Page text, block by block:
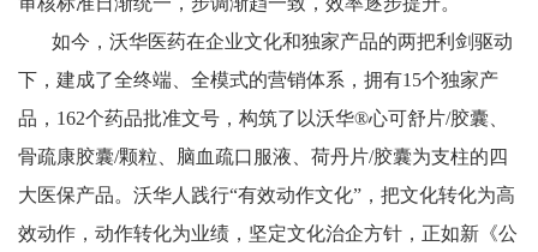
如今，沃华医药在企业文化和独家产品的两把利剑驱动
下，建成了全终端、全模式的营销体系，拥有15个独家产
品，162个药品批准文号，构筑了以沃华®心可舒片/胶囊、
骨疏康胶囊/颗粒、脑血疏口服液、荷丹片/胶囊为支柱的四
大医保产品。沃华人践行“有效动作文化”，把文化转化为高
效动作，动作转化为业绩，坚定文化治企方针，正如新《公